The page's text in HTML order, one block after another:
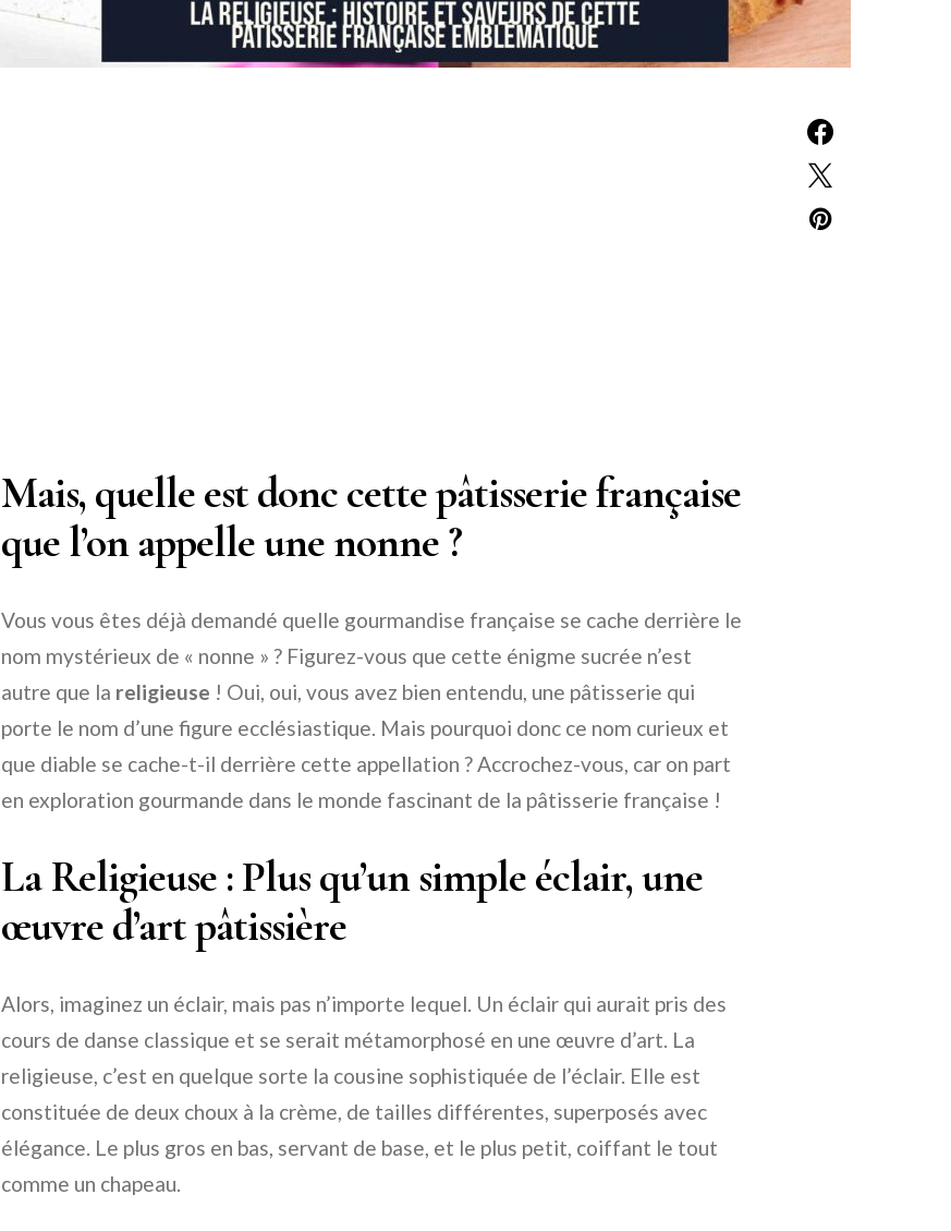
Mais, quelle est donc cette pâtisserie française
que l’on appelle une nonne ?
Vous vous êtes déjà demandé quelle gourmandise française se cache derrière le
nom mystérieux de « nonne » ? Figurez-vous que cette énigme sucrée n’est
autre que la religieuse ! Oui, oui, vous avez bien entendu, une pâtisserie qui
porte le nom d’une figure ecclésiastique. Mais pourquoi donc ce nom curieux et
que diable se cache-t-il derrière cette appellation ? Accrochez-vous, car on part
en exploration gourmande dans le monde fascinant de la pâtisserie française !
La Religieuse : Plus qu’un simple éclair, une
œuvre d’art pâtissière
Alors, imaginez un éclair, mais pas n’importe lequel. Un éclair qui aurait pris des
cours de danse classique et se serait métamorphosé en une œuvre d’art. La
religieuse, c’est en quelque sorte la cousine sophistiquée de l’éclair. Elle est
constituée de deux choux à la crème, de tailles différentes, superposés avec
élégance. Le plus gros en bas, servant de base, et le plus petit, coiffant le tout
comme un chapeau.